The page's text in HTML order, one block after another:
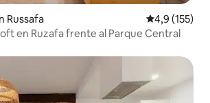
Russafa Calificación
4,9 (155)
en Ruzafa frente al Parque Central